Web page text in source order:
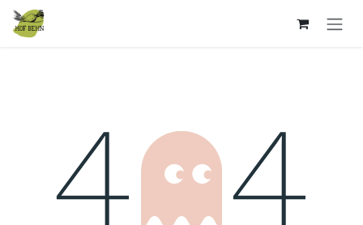
Zum Inhalt springen